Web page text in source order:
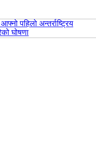
पहिलो अन्तर्राष्ट्रिय
घोषणा